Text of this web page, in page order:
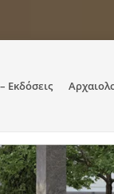
Εκδόσεις